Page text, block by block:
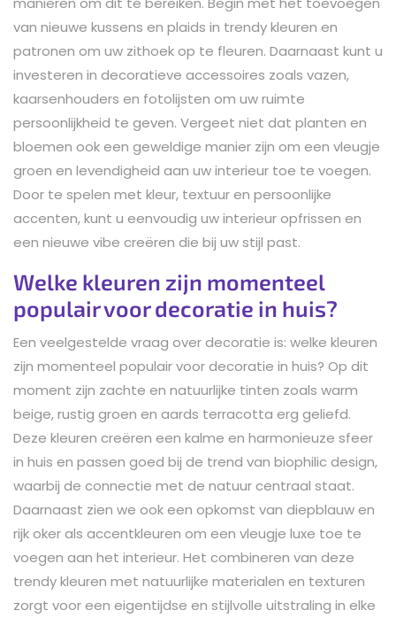
van nieuwe kussens en plaids in trendy kleuren en
patronen om uw zithoek op te fleuren. Daarnaast kunt u
investeren in decoratieve accessoires zoals vazen,
kaarsenhouders en fotolijsten om uw ruimte
persoonlijkheid te geven. Vergeet niet dat planten en
bloemen ook een geweldige manier zijn om een vleugje
groen en levendigheid aan uw interieur toe te voegen.
Door te spelen met kleur, textuur en persoonlijke
accenten, kunt u eenvoudig uw interieur opfrissen en
een nieuwe vibe creëren die bij uw stijl past.
Welke kleuren zijn momenteel
populair voor decoratie in huis?
Een veelgestelde vraag over decoratie is: welke kleuren
zijn momenteel populair voor decoratie in huis? Op dit
moment zijn zachte en natuurlijke tinten zoals warm
beige, rustig groen en aards terracotta erg geliefd.
Deze kleuren creëren een kalme en harmonieuze sfeer
in huis en passen goed bij de trend van biophilic design,
waarbij de connectie met de natuur centraal staat.
Daarnaast zien we ook een opkomst van diepblauw en
rijk oker als accentkleuren om een vleugje luxe toe te
voegen aan het interieur. Het combineren van deze
trendy kleuren met natuurlijke materialen en texturen
zorgt voor een eigentijdse en stijlvolle uitstraling in elke